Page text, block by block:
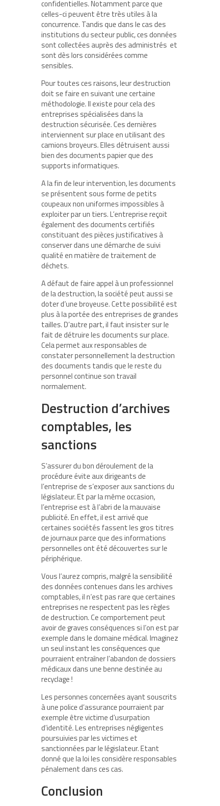
confidentielles. Notamment parce que
celles-ci peuvent être très utiles à la
concurrence. Tandis que dans le cas des
institutions du secteur public, ces données
sont collectées auprès des administrés et
sont dès lors considérées comme
sensibles.
Pour toutes ces raisons, leur destruction
doit se faire en suivant une certaine
méthodologie. Il existe pour cela des
entreprises spécialisées dans la
destruction sécurisée. Ces dernières
interviennent sur place en utilisant des
camions broyeurs. Elles détruisent aussi
bien des documents papier que des
supports informatiques.
A la fin de leur intervention, les documents
se présentent sous forme de petits
coupeaux non uniformes impossibles à
exploiter par un tiers. L’entreprise reçoit
également des documents certifiés
constituant des pièces justificatives à
conserver dans une démarche de suivi
qualité en matière de traitement de
déchets.
A défaut de faire appel à un professionnel
de la destruction, la société peut aussi se
doter d’une broyeuse. Cette possibilité est
plus à la portée des entreprises de grandes
tailles. D’autre part, il faut insister sur le
fait de détruire les documents sur place.
Cela permet aux responsables de
constater personnellement la destruction
des documents tandis que le reste du
personnel continue son travail
normalement.
Destruction d’archives
comptables, les
sanctions
S’assurer du bon déroulement de la
procédure évite aux dirigeants de
l’entreprise de s’exposer aux sanctions du
législateur. Et par la même occasion,
l’entreprise est à l’abri de la mauvaise
publicité. En effet, il est arrivé que
certaines sociétés fassent les gros titres
de journaux parce que des informations
personnelles ont été découvertes sur le
périphérique.
Vous l’aurez compris, malgré la sensibilité
des données contenues dans les archives
comptables, il n’est pas rare que certaines
entreprises ne respectent pas les règles
de destruction. Ce comportement peut
avoir de graves conséquences si l’on est par
exemple dans le domaine médical. Imaginez
un seul instant les conséquences que
pourraient entraîner l’abandon de dossiers
médicaux dans une benne destinée au
recyclage !
Les personnes concernées ayant souscrits
à une police d’assurance pourraient par
exemple être victime d’usurpation
d’identité. Les entreprises négligentes
poursuivies par les victimes et
sanctionnées par le législateur. Etant
donné que la loi les considère responsables
pénalement dans ces cas.
Conclusion